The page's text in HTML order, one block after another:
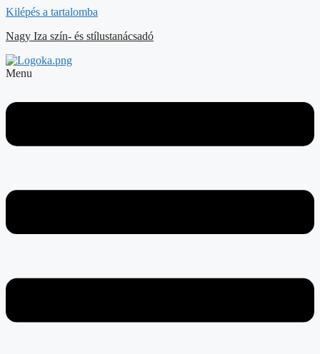
Kilépés a tartalomba
Nagy Iza szín- és stílustanácsadó
Menu